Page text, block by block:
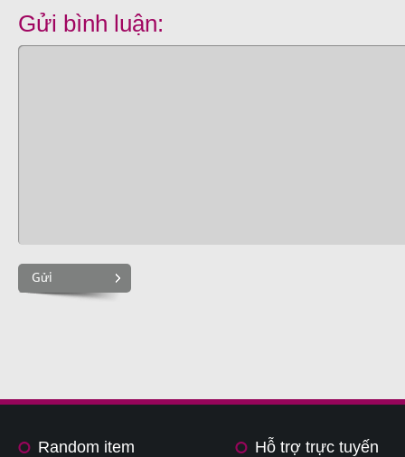
Gửi bình luận:
Gửi
Random item Hỗ trợ trực tuyến